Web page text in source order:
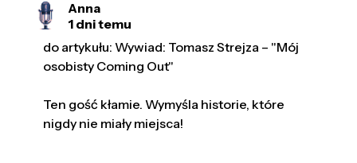
Anna
1 dni temu
do artykułu: Wywiad: Tomasz Strejza – "Mój
osobisty Coming Out"
Ten gość kłamie. Wymyśla historie, które
nigdy nie miały miejsca!